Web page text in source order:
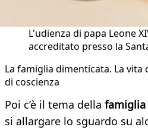
L'udienza di papa Leone
accreditato presso la
La famiglia dimenticata. La vita
di coscienza
Poi c’è il tema della famiglia
si allargare lo sguardo su